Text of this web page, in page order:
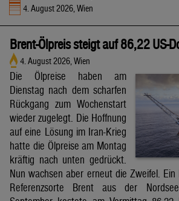
4. August 2026, Wien
Brent-Ölpreis steigt auf 86,22 US-
4. August 2026, Wien
Die Ölpreise haben am
Dienstag nach dem scharfen
Rückgang zum Wochenstart
wieder zugelegt. Die Hoffnung
auf eine Lösung im Iran-Krieg
hatte die Ölpreise am Montag
kräftig nach unten gedrückt.
Nun wachsen aber erneut die Zweifel.
Referenzsorte Brent aus der